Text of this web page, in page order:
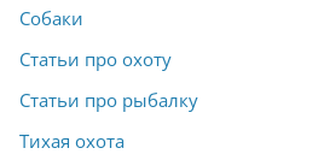
Собаки
Статьи про охоту
Статьи про рыбалку
Тихая охота